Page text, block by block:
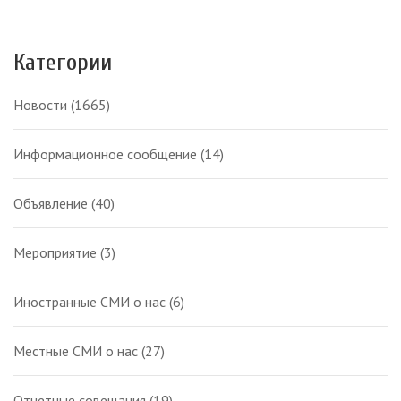
Категории
Новости (1665)
Информационное сообщение (14)
Объявление (40)
Мероприятие (3)
Иностранные СМИ о нас (6)
Местные СМИ о нас (27)